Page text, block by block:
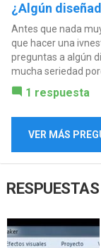
¿Algún
Antes que nada
que hacer una
preguntas a algún
mucha seriedad
1 respuesta
VER MÁS